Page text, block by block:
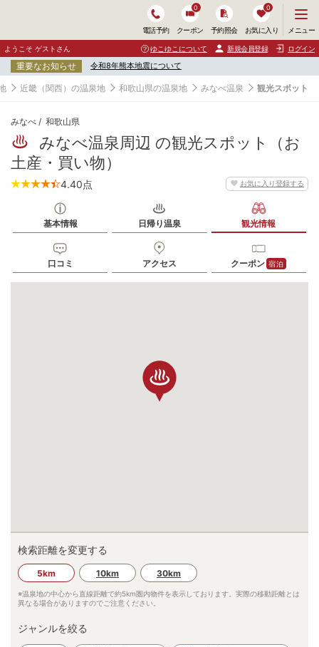
電話予約 クーポン
0
予約照会 お気に入り
0
ニ
ュ
ー
開
く
メニュー
ようこそ ゲストさん ゆこゆこについて 新規会員登録 ログイン
重要なお知らせ 令和8年熊本地震について
近畿（関西）の温泉地 和歌山県の温泉地 みなべ温泉 観光スポット
みなべ 和歌山県
みなべ温泉周辺 の観光スポット（お
土産・買い物）
お気に入り登録する
4.40点
基本情報 日帰り温泉 観光情報
口コミ アクセス クーポン 宿泊
検索距離を変更する
5km 10km 30km
※温泉地の中心から直線距離で約5km圏内物件を表示しております。実際の移動距離とは
異なる場合がありますのでご注意ください。
ジャンルを絞る